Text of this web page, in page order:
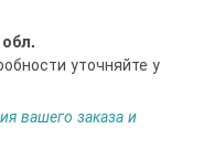
уточняйте у
вашего заказа и